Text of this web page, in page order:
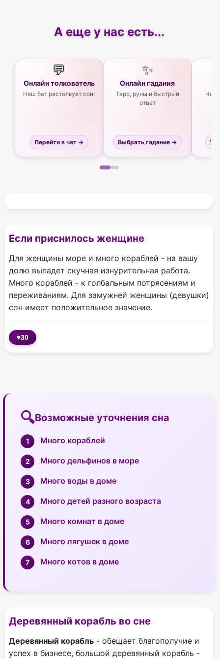
А еще у нас есть...
💬
Онлайн толкователь
Наш бот растолкует сон!
Перейти в чат →
✨
Онлайн гадания
Таро, руны и быстрый
ответ
Выбрать гадание →
Если приснилось женщине
Для женщины море и много кораблей - на вашу
долю выпадет скучная изнурительная работа.
Много кораблей - к голбальным потрясениям и
переживаниям. Для замужней женщины (девушки)
сон имеет положительное значение.
♥30
Возможные уточнения сна
Много кораблей
Много дельфинов в море
Много воды в доме
Много детей разного возраста
Много комнат в доме
Много лягушек в доме
Много котов в доме
Деревянный корабль во сне
Деревянный корабль - обещает благополучие и
успех в бизнесе, большой деревянный корабль -